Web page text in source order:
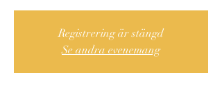
Registrering är stängd
Se andra evenemang